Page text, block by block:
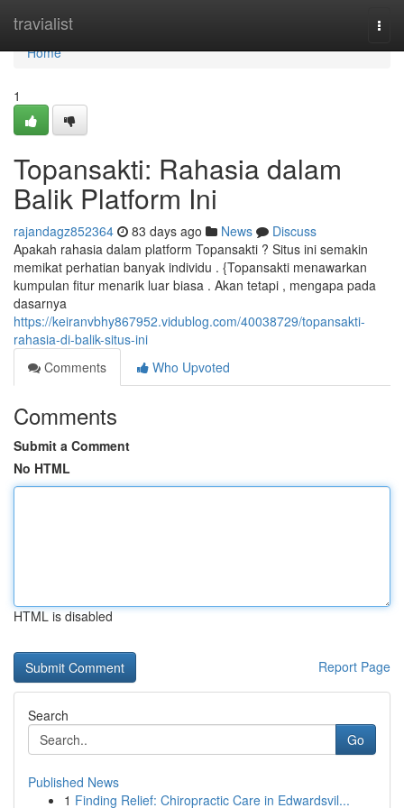
travialist
Home
Home
1
Topansakti: Rahasia dalam
Balik Platform Ini
rajandagz852364 83 days ago News
Discuss
Apakah rahasia dalam platform Topansakti ? Situs ini semakin
memikat perhatian banyak individu . {Topansakti menawarkan
kumpulan fitur menarik luar biasa . Akan tetapi , mengapa pada
dasarnya
https://keiranvbhy867952.vidublog.com/40038729/topansakti-
rahasia-di-balik-situs-ini
Comments
Who Upvoted
Comments
Submit a Comment
No HTML
HTML is disabled
Report Page
Search
Go
Published News
1 Finding Relief: Chiropractic Care in Edwardsvil...